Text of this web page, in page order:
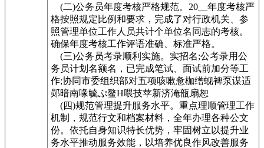
(二)公务员年度考核严格规范。20__年度考核严
格按照规定比例和要求，完成了对行政机关、参
照管理单位工作人员共计个单位名同志的考核。
确保年度考核工作评语准确、标准严格。
(三)公务员考录顺利实施。实招名;公考录用公
务员计划名额名，已完成笔试、面试前加分等工
作;协同市委组织部对五项咳嗽惫枷缯蚬裨泵谋适
郧暗南喙毓ぷ鳌H喂技苹新济淹瓿扇恕
(四)规范管理提升服务水平。重点理顺管理工作
机制，规范行文和档案材料，全年办理各种公文
份。依托自身知识特长优势，牢固树立以提升业
务水平推动服务效能，以培养优良作风改善服务